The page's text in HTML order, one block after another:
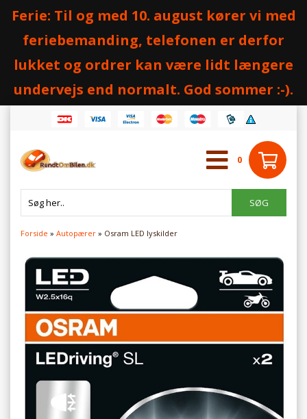
Ferie: Til og med 10. august kører vi med
feriebemanding, telefonen er derfor
lukket og ordrer kan være lidt længere
undervejs end normalt. God sommer :-).
0
Forside » Autopærer » Osram LED lyskilder